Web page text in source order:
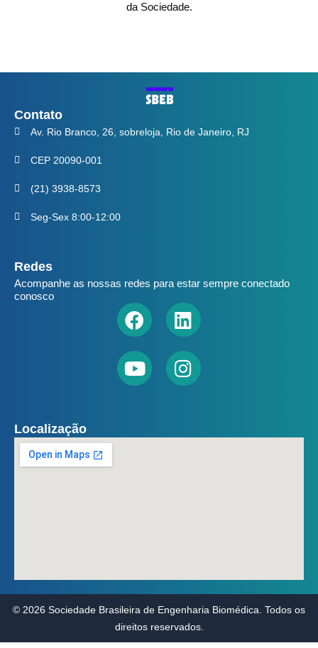
da Sociedade.
Contato
Av. Rio Branco, 26, sobreloja, Rio de Janeiro, RJ
CEP 20090-001
(21) 3938-8573
Seg-Sex 8:00-12:00
Redes
Acompanhe as nossas redes para estar sempre conectado
conosco
FacebookLinkedin
YoutubeInstagram
Localização
© 2026 Sociedade Brasileira de Engenharia Biomédica. Todos os
direitos reservados.